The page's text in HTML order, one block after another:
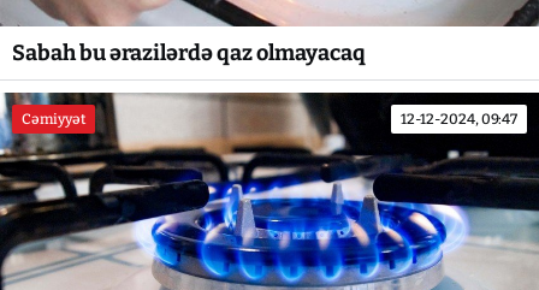
Sabah bu ərazilərdə qaz olmayacaq
Cəmiyyət 12-12-2024, 09:47